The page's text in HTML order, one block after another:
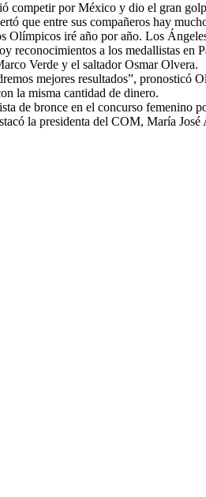
por México y dio el gran
que entre sus compañeros hay
Olímpicos iré año por año. Los
a los medallistas en
Verde y el saltador Osmar Olvera.
mejores resultados”, pronosticó
la misma cantidad de dinero.
de bronce en el concurso femenino
la presidenta del COM, María